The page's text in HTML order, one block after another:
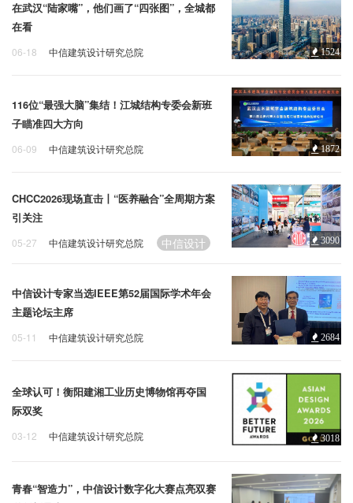
关于投稿
广告投放
联系我们
在武汉“陆家嘴”，他们画了“四张图”，全城都
在看
06-18 中信建筑设计研究总院 1524
116位“最强大脑”集结！江城结构专委会新班
子瞄准四大方向
06-09 中信建筑设计研究总院 1872
CHCC2026现场直击丨“医养融合”全周期方案
引关注
05-27 中信建筑设计研究总院 中信设计 3090
中信设计专家当选IEEE第52届国际学术年会
主题论坛主席
05-11 中信建筑设计研究总院 2684
全球认可！衡阳建湘工业历史博物馆再夺国
际双奖
03-12 中信建筑设计研究总院 3018
青春“智造力”，中信设计数字化大赛点亮双赛